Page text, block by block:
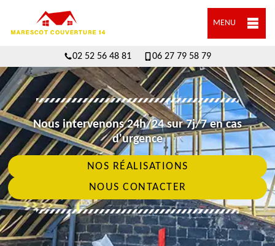
MENU
02 52 56 48 81 06 27 79 58 79
Nous intervenons 24h/24 sur 7j/7 en cas
d'urgence
NOS RÉALISATIONS
NOUS CONTACTER